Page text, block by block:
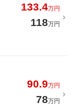
133.4万円
118万円
90.9万円
78万円